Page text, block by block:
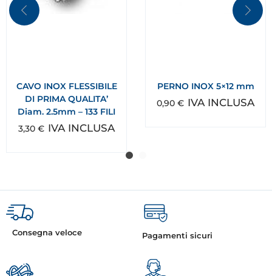
CAVO INOX FLESSIBILE
DI PRIMA QUALITA’
Diam. 2.5mm – 133 FILI
3,30 € IVA INCLUSA
PERNO INOX 5×12 mm
0,90 € IVA INCLUSA
Consegna veloce Pagamenti sicuri